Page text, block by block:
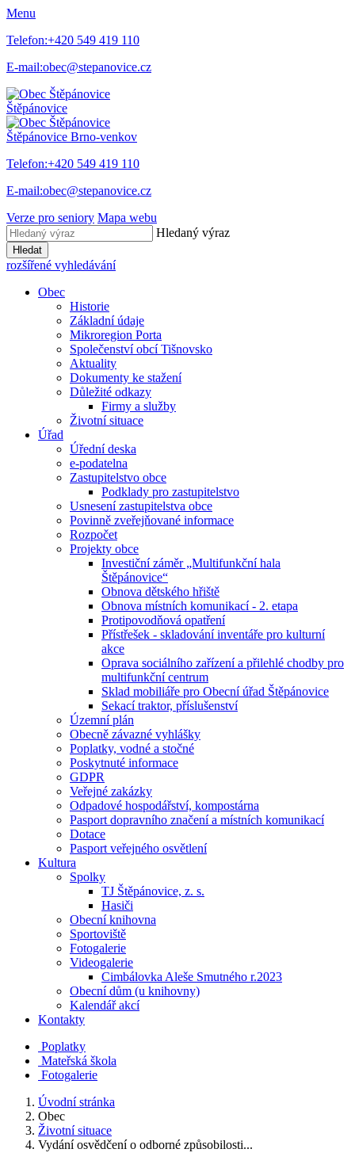
Menu
Telefon:+420 549 419 110
E-mail:obec@stepanovice.cz
Štěpánovice
Štěpánovice Brno-venkov
Telefon:+420 549 419 110
E-mail:obec@stepanovice.cz
Verze pro seniory Mapa webu
Hledaný výraz
Hledat
rozšířené vyhledávání
Obec
Historie
Základní údaje
Mikroregion Porta
Společenství obcí Tišnovsko
Aktuality
Dokumenty ke stažení
Důležité odkazy
Firmy a služby
Životní situace
Úřad
Úřední deska
e-podatelna
Zastupitelstvo obce
Podklady pro zastupitelstvo
Usnesení zastupitelstva obce
Povinně zveřejňované informace
Rozpočet
Projekty obce
Investiční záměr „Multifunkční hala
Štěpánovice“
Obnova dětského hřiště
Obnova místních komunikací - 2. etapa
Protipovodňová opatření
Přístřešek - skladování inventáře pro kulturní
akce
Oprava sociálního zařízení a přilehlé chodby pro
multifunkční centrum
Sklad mobiliáře pro Obecní úřad Štěpánovice
Sekací traktor, příslušenství
Územní plán
Obecně závazné vyhlášky
Poplatky, vodné a stočné
Poskytnuté informace
GDPR
Veřejné zakázky
Odpadové hospodářství, kompostárna
Pasport dopravního značení a místních komunikací
Dotace
Pasport veřejného osvětlení
Kultura
Spolky
TJ Štěpánovice, z. s.
Hasiči
Obecní knihovna
Sportoviště
Fotogalerie
Videogalerie
Cimbálovka Aleše Smutného r.2023
Obecní dům (u knihovny)
Kalendář akcí
Kontakty
Poplatky
Mateřská škola
Fotogalerie
Úvodní stránka
Obec
Životní situace
Vydání osvědčení o odborné způsobilosti...